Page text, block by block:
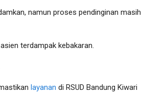
namun proses pendinginan masih
terdampak kebakaran.
layanan di RSUD Bandung Kiwari